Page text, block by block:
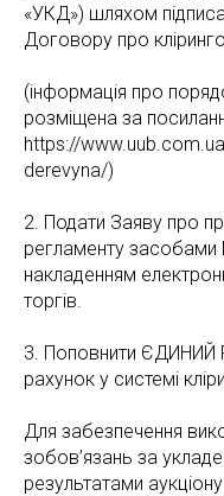
«УКД») шляхом
Договору про
(інформація про
розміщена за
https://
derevyna/)
2. Подати Заяву про
регламенту засобами
накладенням
торгів.
3. Поповнити ЄДИНИЙ
рахунок у системі
Для забезпечення
зобов’язань за
результатами